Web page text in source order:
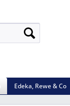
Edeka, Rewe & Co